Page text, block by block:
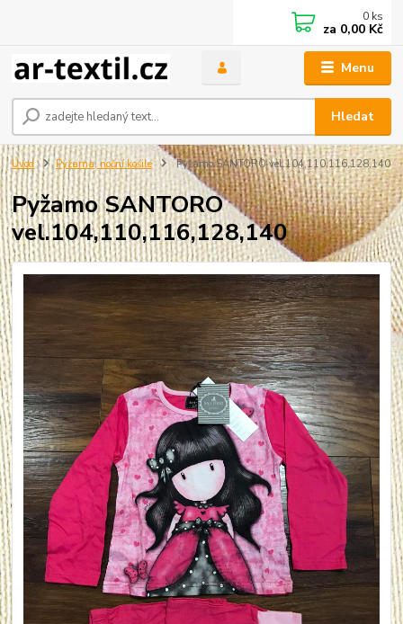
Menu
Hledat
0 ks
za 0,00 Kč
Úvod Pyžama, noční košile Pyžamo SANTORO vel.104,110,116,128,140
Pyžamo SANTORO
vel.104,110,116,128,140